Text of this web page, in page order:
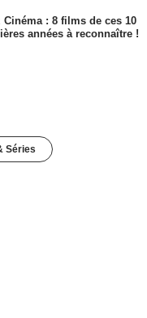
Cinéma : 8 films de ces 10
années à reconnaître !
Séries